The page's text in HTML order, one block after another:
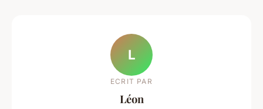
L
ECRIT PAR
Léon